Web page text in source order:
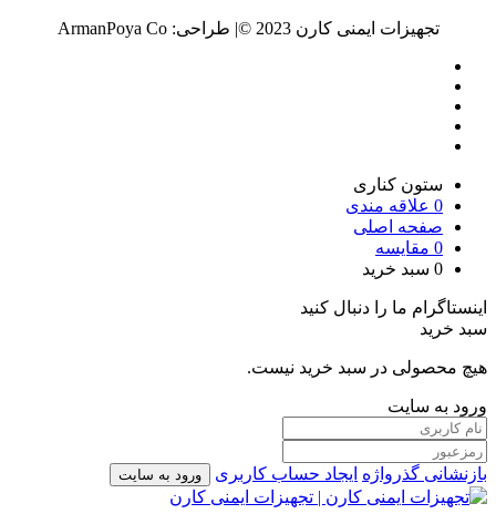
تجهیزات ایمنی کارن 2023 ©️| طراحی: ArmanPoya Co
ستون کناری
0 علاقه مندی
صفحه اصلی
0 مقایسه
0 سبد خرید
اینستاگرام ما را دنبال کنید
سبد خرید
هیچ محصولی در سبد خرید نیست.
ورود به سایت
بازنشانی گذرواژه ایجاد حساب کاربری ورود به سایت